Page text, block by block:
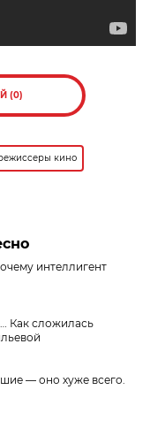
(0)
кино
интеллигент
Как сложилась
— оно хуже всего.